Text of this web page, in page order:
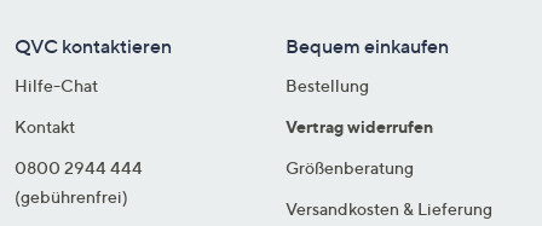
QVC kontaktieren
Hilfe-Chat
Kontakt
0800 2944 444
(gebührenfrei)
Bequem einkaufen
Bestellung
Vertrag widerrufen
Größenberatung
Versandkosten & Lieferung